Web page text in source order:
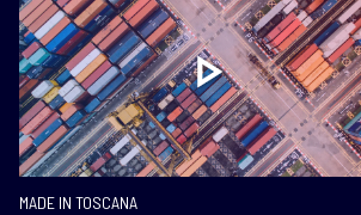
MADE IN TOSCANA